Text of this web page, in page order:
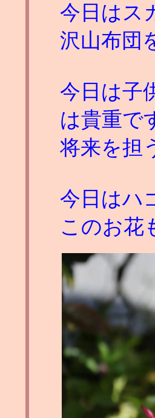
今日はス
沢山布団
今日は子
は貴重で
将来を担
今日はハ
このお花